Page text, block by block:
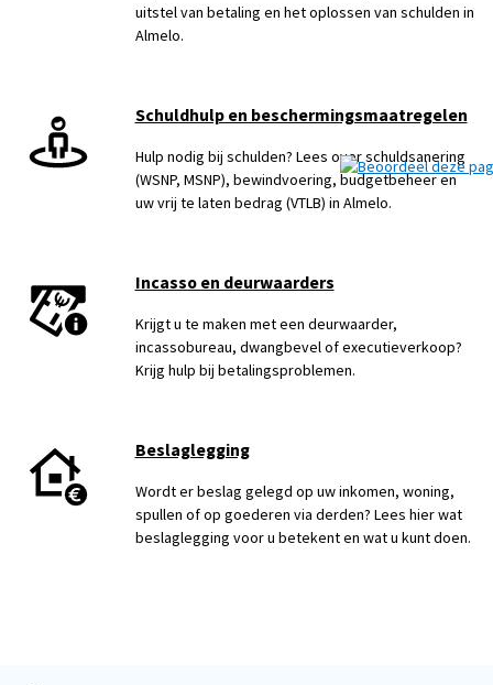
uitstel van betaling en het oplossen van schulden in
Almelo.
Schuldhulp en beschermingsmaatregelen
Hulp nodig bij schulden? Lees over schuldsanering
(WSNP, MSNP), bewindvoering, budgetbeheer en
uw vrij te laten bedrag (VTLB) in Almelo.
Incasso en deurwaarders
Krijgt u te maken met een deurwaarder,
incassobureau, dwangbevel of executieverkoop?
Krijg hulp bij betalingsproblemen.
Beslaglegging
Wordt er beslag gelegd op uw inkomen, woning,
spullen of op goederen via derden? Lees hier wat
beslaglegging voor u betekent en wat u kunt doen.